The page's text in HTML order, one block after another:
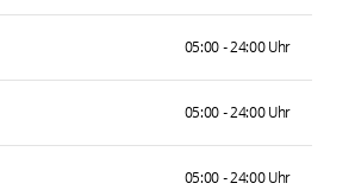
05:00 - 24:00 Uhr
05:00 - 24:00 Uhr
05:00 - 24:00 Uhr